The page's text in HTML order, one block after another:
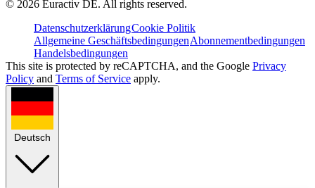
© 2026 Euractiv DE. All rights reserved.
DatenschutzerklärungCookie Politik
Allgemeine GeschäftsbedingungenAbonnementbedingungen
Handelsbedingungen
This site is protected by reCAPTCHA, and the Google Privacy
Policy and Terms of Service apply.
Deutsch